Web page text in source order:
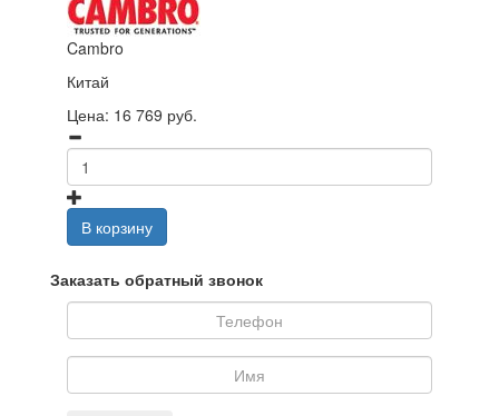
Cambro
Китай
Цена: 16 769 руб.
В корзину
Заказать обратный звонок